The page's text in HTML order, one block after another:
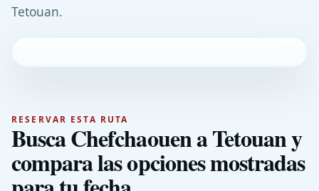
Tetouan.
RESERVAR ESTA RUTA
Busca Chefchaouen a Tetouan y
compara las opciones mostradas